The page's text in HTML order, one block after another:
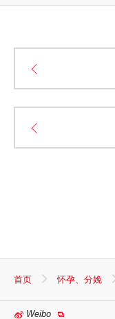
首页 怀孕、分娩
Weibo